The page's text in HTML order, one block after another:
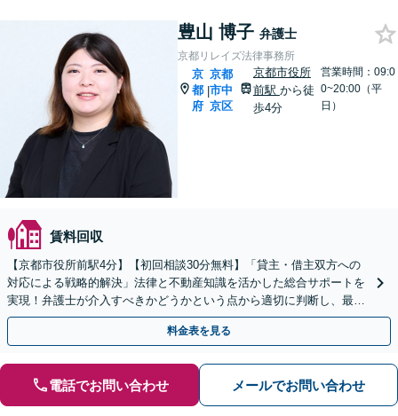
豊山 博子 弁護士
京都リレイズ法律事務所
京
都
府
|
京都
市中
京区
京都市役所
前駅 から徒
歩4分
営業時間：09:0
0~20:00（平
日）
賃料回収
【京都市役所前駅4分】【初回相談30分無料】「貸主・借主双方への
対応による戦略的解決」法律と不動産知識を活かした総合サポートを
実現！弁護士が介入すべきかどうかという点から適切に判断し、最適
な解決へ導くお手伝いをいたします【休日・夜間相談可】
料金表を見る
電話でお問い合わせ メールでお問い合わせ